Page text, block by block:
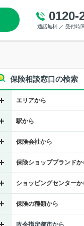
0120-
通話無料 ／ 受付時
保険相談窓口の検索
エリアから
駅から
保険会社から
保険ショップブランドか
ショッピングセンターか
保険の種類から
政令指定都市から